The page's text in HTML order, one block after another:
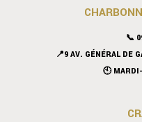
📞
📍9 AV. GÉNÉRAL DE
🕙